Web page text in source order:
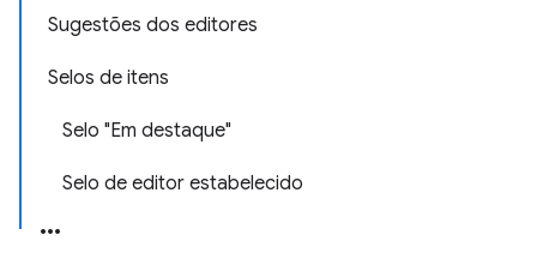
Sugestões dos editores
Selos de itens
Selo "Em destaque"
Selo de editor estabelecido